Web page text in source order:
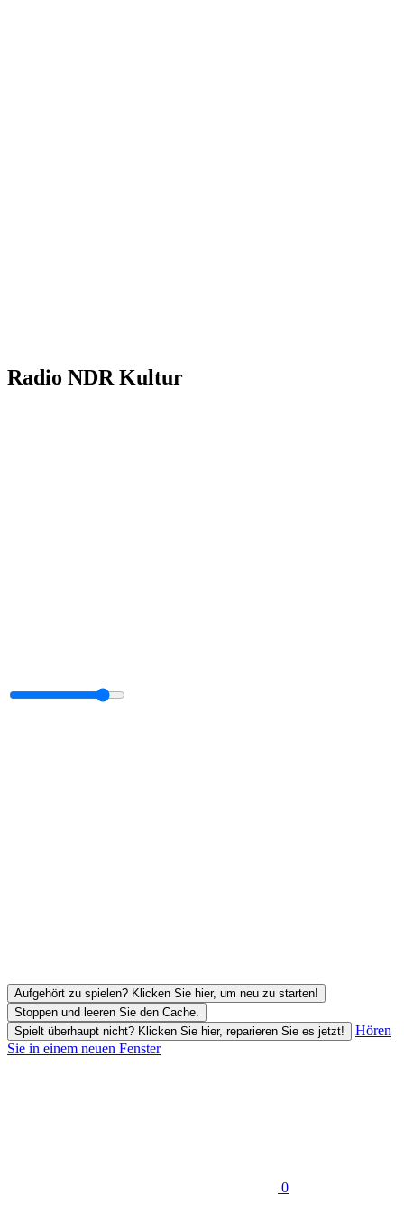
Radio NDR Kultur
Aufgehört zu spielen? Klicken Sie hier, um neu zu starten!
Stoppen und leeren Sie den Cache.
Spielt überhaupt nicht? Klicken Sie hier, reparieren Sie es jetzt!
Hören
Sie in einem neuen Fenster
0